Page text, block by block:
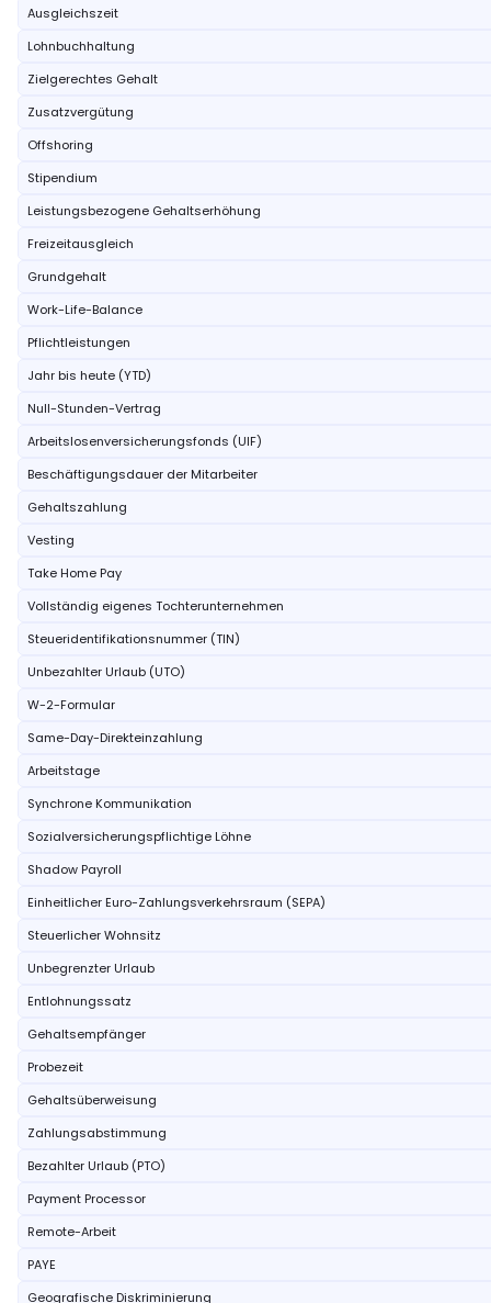
Ausgleichszeit
Lohnbuchhaltung
Zielgerechtes Gehalt
Zusatzvergütung
Offshoring
Stipendium
Leistungsbezogene Gehaltserhöhung
Freizeitausgleich
Grundgehalt
Work-Life-Balance
Pflichtleistungen
Jahr bis heute (YTD)
Null-Stunden-Vertrag
Arbeitslosenversicherungsfonds (UIF)
Beschäftigungsdauer der Mitarbeiter
Gehaltszahlung
Vesting
Take Home Pay
Vollständig eigenes Tochterunternehmen
Steueridentifikationsnummer (TIN)
Unbezahlter Urlaub (UTO)
W-2-Formular
Same-Day-Direkteinzahlung
Arbeitstage
Synchrone Kommunikation
Sozialversicherungspflichtige Löhne
Shadow Payroll
Einheitlicher Euro-Zahlungsverkehrsraum (SEPA)
Steuerlicher Wohnsitz
Unbegrenzter Urlaub
Entlohnungssatz
Gehaltsempfänger
Probezeit
Gehaltsüberweisung
Zahlungsabstimmung
Bezahlter Urlaub (PTO)
Payment Processor
Remote-Arbeit
PAYE
Geografische Diskriminierung